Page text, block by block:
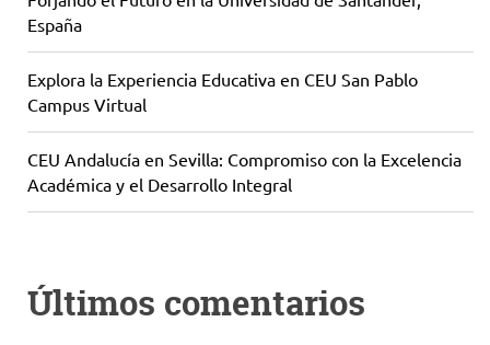
España
Explora la Experiencia Educativa en CEU San Pablo
Campus Virtual
CEU Andalucía en Sevilla: Compromiso con la Excelencia
Académica y el Desarrollo Integral
Últimos comentarios